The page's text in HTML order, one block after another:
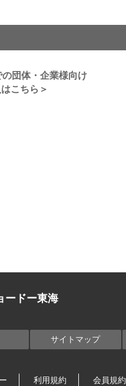
団体・企業様向け
こちら＞
ードー東海
サイトマップ
利用規約 会員規約